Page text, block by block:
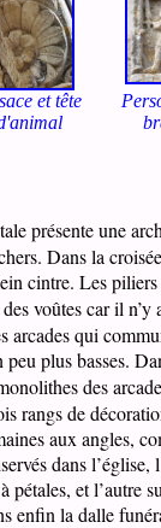
et tête
P
présente une
Dans la
cintre. Les
voûtes car il
arcades qui
plus basses.
des
rangs de
aux angles,
dans
pétales, et l’autre
enfin la dalle